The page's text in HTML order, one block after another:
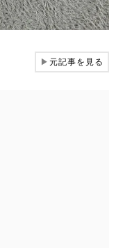
▶元記事を見る